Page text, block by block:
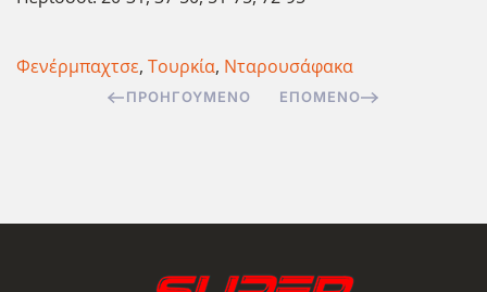
Φενέρμπαχτσε, Τουρκία, Νταρουσάφακα
ΠΡΟΗΓΟΎΜΕΝΟ ΕΠΌΜΕΝΟ